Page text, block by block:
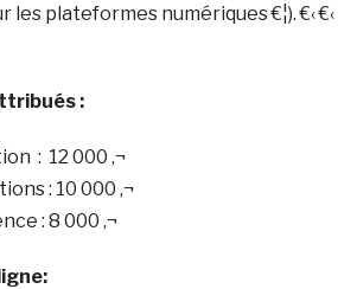
les plateformes numériques €¦). €‹ €‹
:
: 12 000 ‚¬
: 10 000 ‚¬
: 8 000 ‚¬